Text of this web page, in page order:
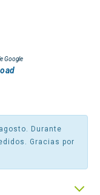
Google
Durante
Gracias por
